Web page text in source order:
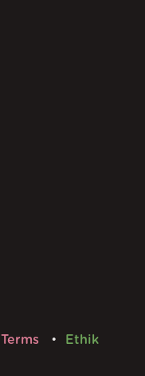
Terms Ethik